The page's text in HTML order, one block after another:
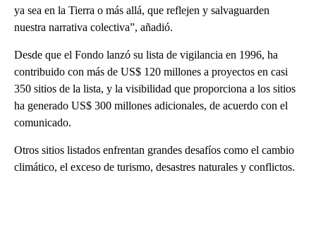
ya sea en la Tierra o más allá, que reflejen y salvaguarden
nuestra narrativa colectiva”, añadió.
Desde que el Fondo lanzó su lista de vigilancia en 1996, ha
contribuido con más de US$ 120 millones a proyectos en casi
350 sitios de la lista, y la visibilidad que proporciona a los sitios
ha generado US$ 300 millones adicionales, de acuerdo con el
comunicado.
Otros sitios listados enfrentan grandes desafíos como el cambio
climático, el exceso de turismo, desastres naturales y conflictos.